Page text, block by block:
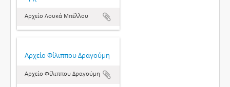
Αρχείο Λουκά Μπέλλου
Αρχείο Φίλιππου Δραγούμη
Αρχείο Φίλιππου Δραγούμη